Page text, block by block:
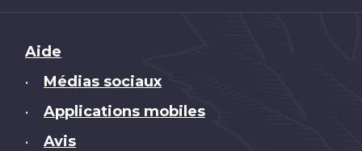
Brand
Aide
• Médias sociaux
• Applications mobiles
• Avis